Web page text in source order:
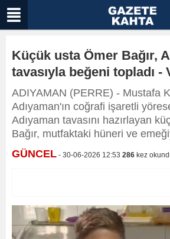
Küçük usta Ömer Bağır,
tavasıyla beğeni topladı -
ADIYAMAN (PERRE) - Mustafa
Adıyaman'ın coğrafi işaretli
Adıyaman tavasını hazırlayan
Bağır, mutfaktaki hüneri ve
GÜNCEL - 30-06-2026 12:53 286 kez